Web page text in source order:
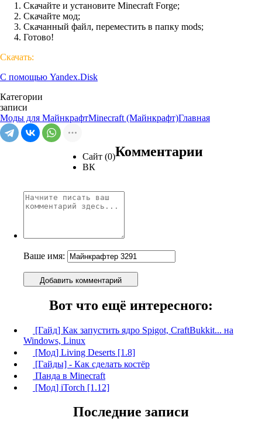
Скачайте и установите Minecraft Forge;
Скачайте мод;
Скачанный файл, переместить в папку mods;
Готово!
Скачать:
С помощью Yandex.Disk
Категории
записи
Моды для МайнкрафтMinecraft (Майнкрафт)Главная
Сайт (0)
ВК
Комментарии
Ваше имя:
Добавить комментарий
Вот что ещё интересного:
[Гайд] Как запустить ядро Spigot, CraftBukkit... на
Windows, Linux
[Мод] Living Deserts [1.8]
[Гайды] - Как сделать костёр
Панда в Minecraft
[Мод] iTorch [1.12]
Последние записи